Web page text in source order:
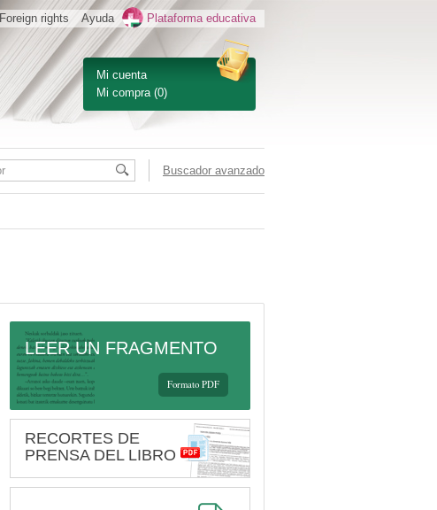
Mi cuenta
Mi compra (0)
Foreign rights Ayuda Plataforma educativa
Buscador avanzado
LEER UN FRAGMENTO
Formato PDF
RECORTES DE
PRENSA DEL LIBRO